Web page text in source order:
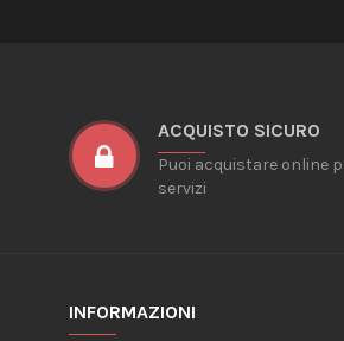
ACQUISTO SICURO
Puoi acquistare online
servizi
INFORMAZIONI